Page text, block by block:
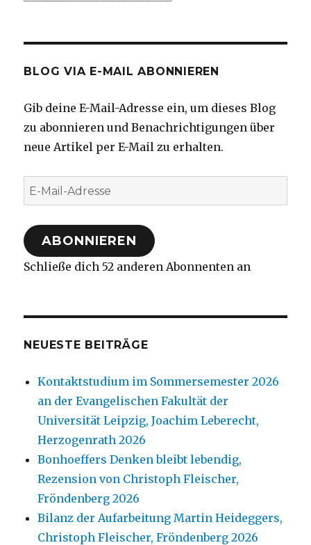
BLOG VIA E-MAIL ABONNIEREN
Gib deine E-Mail-Adresse ein, um dieses Blog
zu abonnieren und Benachrichtigungen über
neue Artikel per E-Mail zu erhalten.
E-
Mail-
Adresse
ABONNIEREN
Schließe dich 52 anderen Abonnenten an
NEUESTE BEITRÄGE
Kontaktstudium im Sommersemester 2026
an der Evangelischen Fakultät der
Universität Leipzig, Joachim Leberecht,
Herzogenrath 2026
Bonhoeffers Denken bleibt lebendig,
Rezension von Christoph Fleischer,
Fröndenberg 2026
Bilanz der Aufarbeitung Martin Heideggers,
Christoph Fleischer, Fröndenberg 2026